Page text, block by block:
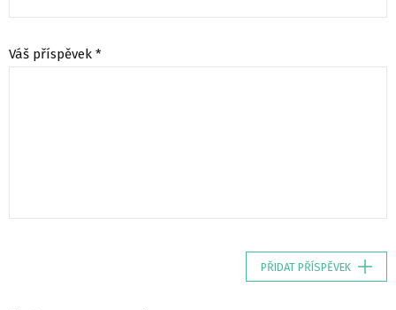
Váš příspěvek *
PŘIDAT PŘÍSPĚVEK